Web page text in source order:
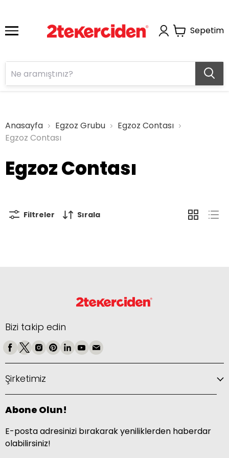
Sepetim
Anasayfa Egzoz Grubu
Egzoz Contası
Egzoz Contası
Egzoz Contası
Filtreler Sırala
Bizi takip edin
Şirketimiz
Abone Olun!
E-posta adresinizi bırakarak yeniliklerden haberdar
olabilirsiniz!